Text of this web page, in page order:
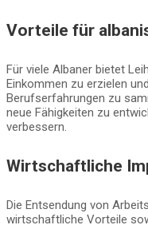
Vorteile für
Für viele Albaner bietet
Einkommen zu erzielen
Berufserfahrungen zu
neue Fähigkeiten zu
verbessern.
Wirtschaftliche
Die Entsendung von
wirtschaftliche Vorteile